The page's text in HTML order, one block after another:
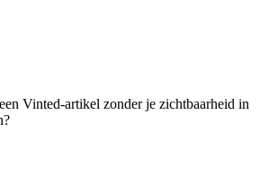
Vinted-artikel zonder je zichtbaarheid in